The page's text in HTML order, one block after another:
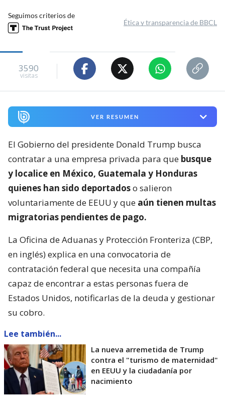
Seguimos criterios de
Ética y transparencia de BBCL
3590
visitas
VER RESUMEN
El Gobierno del presidente Donald Trump busca
contratar a una empresa privada para que busque
y localice en México, Guatemala y Honduras
quienes han sido deportadoso salieron
voluntariamente de EEUU y que aún tienen multas
migratorias pendientes de pago.
La Oficina de Aduanas y Protección Fronteriza (CBP,
en inglés) explica en una convocatoria de
contratación federal que necesita una compañía
capaz de encontrar a estas personas fuera de
Estados Unidos, notificarlas de la deuda y gestionar
su cobro.
Lee también...
La nueva arremetida de Trump
contra el "turismo de maternidad"
en EEUU y la ciudadanía por
nacimiento